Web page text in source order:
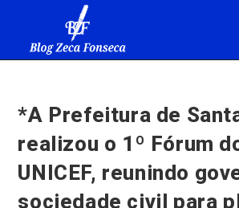
*A Prefeitura de
realizou o 1º Fórum
UNICEF, reunindo
sociedade civil para